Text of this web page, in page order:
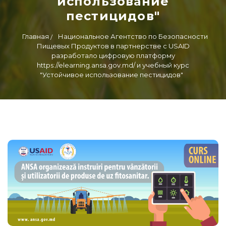
пестицидов"
Главная
Национальное Агентство по Безопасности
Пищевых Продуктов в партнерстве с USAID
разработало цифровую платформу
https://elearning.ansa.gov.md/ и учебный курс
"Устойчивое использование пестицидов"